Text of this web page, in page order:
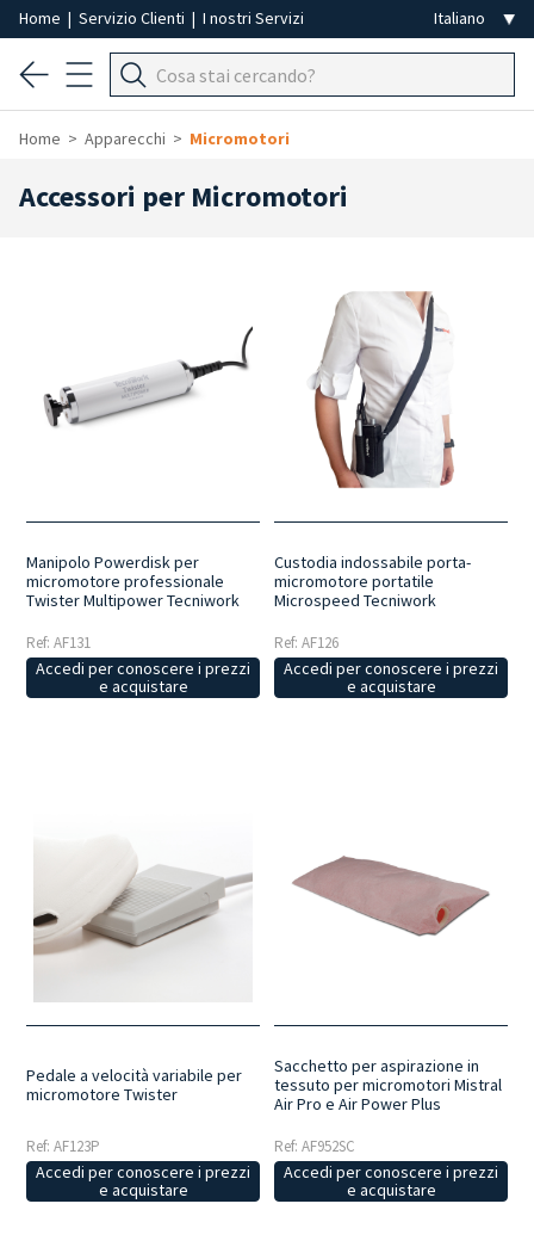
Home | Servizio Clienti | I nostri Servizi
Home Apparecchi Micromotori
Accessori per Micromotori
Manipolo Powerdisk per
micromotore professionale
Twister Multipower Tecniwork
Ref: AF131
Accedi per conoscere i prezzi
e acquistare
Custodia indossabile porta-
micromotore portatile
Microspeed Tecniwork
Ref: AF126
Accedi per conoscere i prezzi
e acquistare
Pedale a velocità variabile per
micromotore Twister
Ref: AF123P
Accedi per conoscere i prezzi
e acquistare
Sacchetto per aspirazione in
tessuto per micromotori Mistral
Air Pro e Air Power Plus
Ref: AF952SC
Accedi per conoscere i prezzi
e acquistare